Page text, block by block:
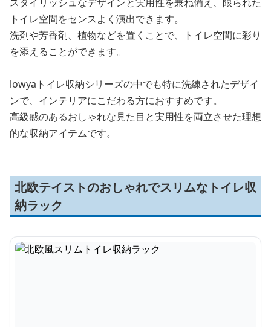
トイレ空間をセンスよく演出できます。
洗剤や芳香剤、植物などを置くことで、トイレ空間に彩り
を添えることができます。
lowyaトイレ収納シリーズの中でも特に洗練されたデザイ
ンで、インテリアにこだわる方におすすめです。
高級感のあるおしゃれな見た目と実用性を両立させた理想
的な収納アイテムです。
北欧テイストのおしゃれでスリムなトイレ収
納ラック